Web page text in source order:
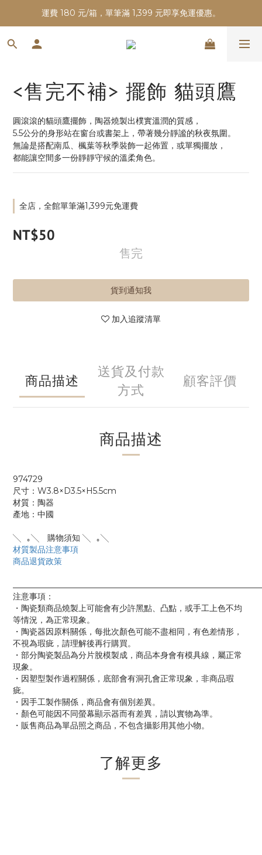
運費 180 元/箱，單筆滿 1,399 元即享免運優惠。
<售完不補> 擺飾 貓頭鷹
圓滾滾的貓頭鷹擺飾，陶器燒製出樸實溫潤的質感，
5.5公分的身形站在窗台或書架上，帶著幾分靜謐的秋夜氛圍。
無論是搭配南瓜、楓葉等秋季裝飾一起佈置，或單獨擺放，
都能讓空間多一份靜靜守候的溫柔角色。
全店，全館單筆滿1,399元免運費
NT$50
售完
貨到通知我
加入追蹤清單
商品描述
送貨及付款
方式
顧客評價
商品描述
974729
尺寸：W3.8×D3.5×H5.5cm
材質：陶器
產地：中國
╲⠀｡╲ 購物須知 ╲⠀｡╲⠀
材質製品注意事項
商品退貨政策
注意事項：
・陶瓷類商品燒製上可能會有少許黑點、凸點，或手工上色不均
等情況，為正常現象。
・陶瓷器因原料關係，每批次顏色可能不盡相同，有色差情形，
不視為瑕疵，請理解後再行購買。
・部分陶瓷製品為分片脫模製成，商品本身會有模具線，屬正常
現象。
・因塑型製作過程關係，底部會有洞孔會正常現象，非商品瑕
疵。
・因手工製作關係，商品會有個別差異。
・顏色可能因不同螢幕顯示器而有差異，請以實物為準。
・販售商品為單品照之商品，不包含攝影用其他小物。
了解更多